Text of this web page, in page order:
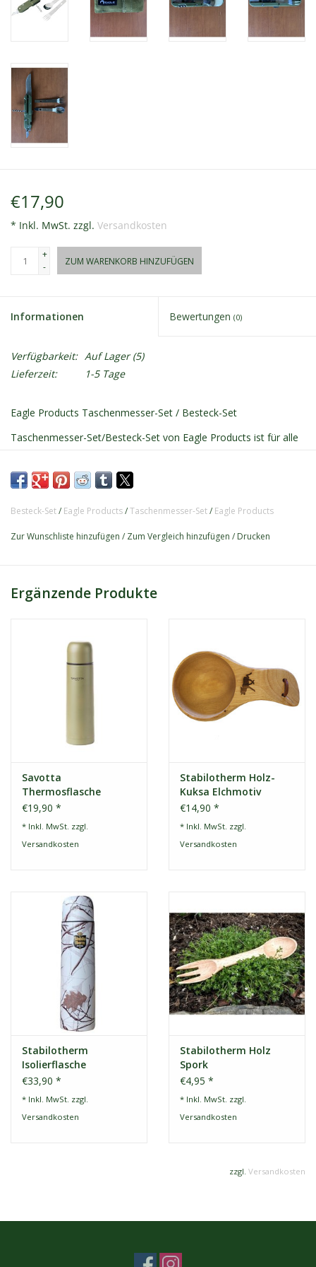
€17,90
* Inkl. MwSt. zzgl. Versandkosten
+
-
ZUM WARENKORB HINZUFÜGEN
Informationen Bewertungen (0)
Verfügbarkeit: Auf Lager(5)
Lieferzeit:
1-5 Tage
Eagle Products Taschenmesser-Set / Besteck-Set
Taschenmesser-Set/Besteck-Set von Eagle Products ist für alle
Ausstattung. Enthält: Messer (klappbar mit Schloss),
Korkenzieher, Dosen-/Flaschenöffner, Löffel abnehmbar mit
Schraubenzieherspitze, Gabel abnehmbar mit Schlüssel,
Besteck-Set/ Eagle Products/Taschenmesser-Set/ Eagle Products
Zur Wunschliste hinzufügen / Zum Vergleich hinzufügen / Drucken
Ergänzende Produkte
Savotta
Thermosflasche
€19,90 *
* Inkl. MwSt. zzgl.
Versandkosten
Stabilotherm Holz-
Kuksa Elchmotiv
€14,90 *
* Inkl. MwSt. zzgl.
Versandkosten
Stabilotherm
Isolierflasche
€33,90 *
* Inkl. MwSt. zzgl.
Versandkosten
Stabilotherm Holz
Spork
€4,95 *
* Inkl. MwSt. zzgl.
Versandkosten
zzgl. Versandkosten